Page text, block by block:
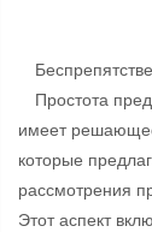
Простота
имеет
которые
рассмотрения
Этот аспект